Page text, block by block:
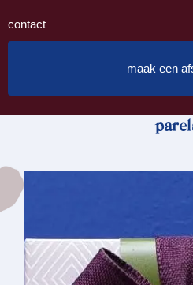
contact
maak een